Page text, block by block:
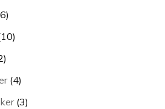
66
varer
1010
42
varer
44
varer
33